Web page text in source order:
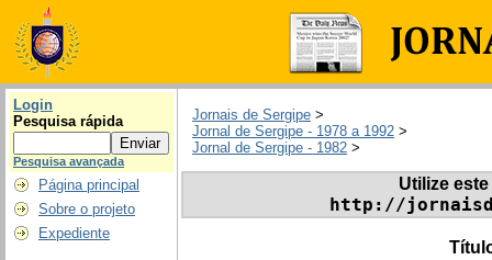
Login
Pesquisa rápida
Pesquisa avançada
Página principal
Sobre o projeto
Expediente
Jornais de Sergipe >
Jornal de Sergipe - 1978 a 1992 >
Jornal de Sergipe - 1982 >
Utilize
http://